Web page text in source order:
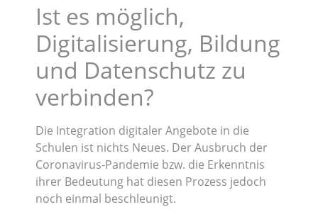
Ist es möglich,
Digitalisierung, Bildung
und Datenschutz zu
verbinden?
Die Integration digitaler Angebote in die
Schulen ist nichts Neues. Der Ausbruch der
Coronavirus-Pandemie bzw. die Erkenntnis
ihrer Bedeutung hat diesen Prozess jedoch
noch einmal beschleunigt.